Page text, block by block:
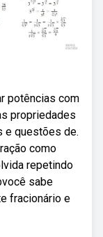
potências com
propriedades
e questões de.
como
repetindo
sabe
fracionário e